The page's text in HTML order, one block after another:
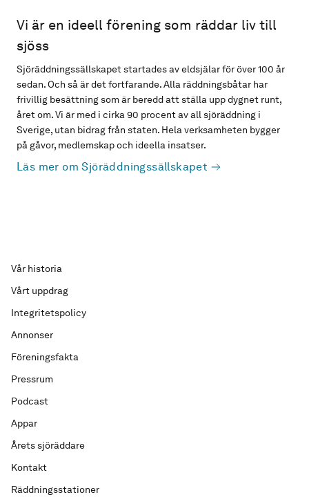
Vi är en ideell förening som räddar liv till
sjöss
Sjöräddningssällskapet startades av eldsjälar för över 100 år
sedan. Och så är det fortfarande. Alla räddningsbåtar har
frivillig besättning som är beredd att ställa upp dygnet runt,
året om. Vi är med i cirka 90 procent av all sjöräddning i
Sverige, utan bidrag från staten. Hela verksamheten bygger
på gåvor, medlemskap och ideella insatser.
Läs mer om Sjöräddningssällskapet
Vår historia
Vårt uppdrag
Integritetspolicy
Annonser
Föreningsfakta
Pressrum
Podcast
Appar
Årets sjöräddare
Kontakt
Räddningsstationer